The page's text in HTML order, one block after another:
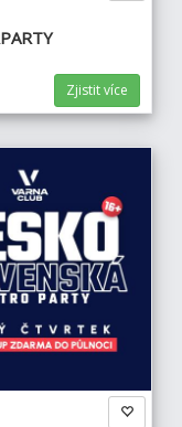
Zjistit více